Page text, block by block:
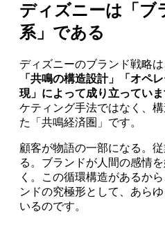
ディズニーは「ブ
系」である
ディズニーのブランド戦略は
「共鳴の構造設計」「オペ
現」によって成り立っていま
ケティング手法ではなく、
た「共鳴経済圏」です。
顧客が物語の一部になる。
る。ブランドが人間の感情
く。この循環構造があるか
ンドの究極形として、あら
いるのです。